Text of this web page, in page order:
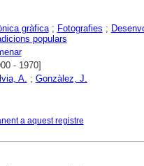
gràfica; Fotografies ;
populars
- 1970]
A. ; Gonzàlez, J.
a aquest registre